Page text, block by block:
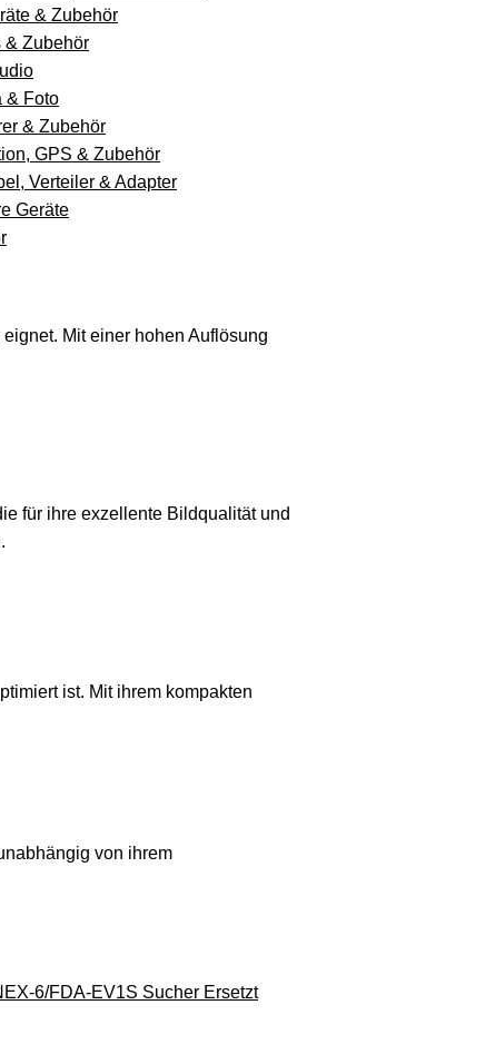
& Zubehör
& Zubehör
& Foto
& Zubehör
GPS & Zubehör
Verteiler & Adapter
Geräte
Mit einer hohen Auflösung
für ihre exzellente Bildqualität und
ist. Mit ihrem kompakten
von ihrem
6/FDA-EV1S Sucher Ersetzt